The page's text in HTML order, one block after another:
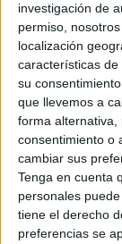
investigación de
permiso,
localización
características
su
que llevemos a
forma alternativa,
consentimiento o
cambiar sus
Tenga en cuenta
personales
tiene el derecho
preferencias se
Etiquetas: La